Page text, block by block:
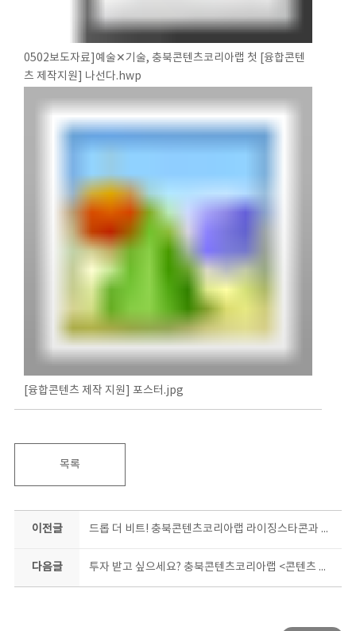
0502보도자료]예술✕기술, 충북콘텐츠코리아랩 첫 [융합콘텐
츠 제작지원] 나선다.hwp
[융합콘텐츠 제작 지원] 포스터.jpg
목록
이전글 드롭 더 비트! 충북콘텐츠코리아랩 라이징스타콘과 함께면 나도 비트메이커!
다음글 투자 받고 싶으세요? 충북콘텐츠코리아랩 <콘텐츠 투자매칭> 프로그램이 도와드립니다!